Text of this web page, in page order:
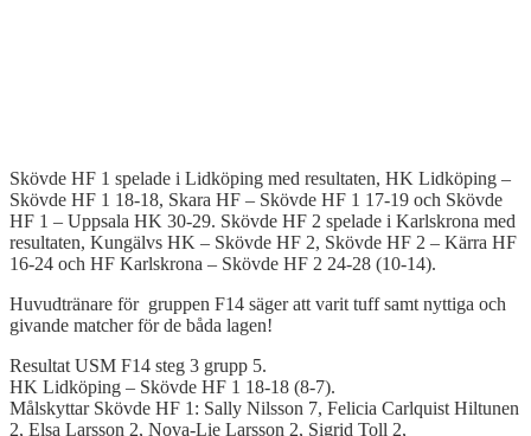
Skövde HF 1 spelade i Lidköping med resultaten, HK Lidköping –
Skövde HF 1 18-18, Skara HF – Skövde HF 1 17-19 och Skövde
HF 1 – Uppsala HK 30-29. Skövde HF 2 spelade i Karlskrona med
resultaten, Kungälvs HK – Skövde HF 2, Skövde HF 2 – Kärra HF
16-24 och HF Karlskrona – Skövde HF 2 24-28 (10-14).
Huvudtränare för gruppen F14 säger att varit tuff samt nyttiga och
givande matcher för de båda lagen!
Resultat USM F14 steg 3 grupp 5.
HK Lidköping – Skövde HF 1 18-18 (8-7).
Målskyttar Skövde HF 1: Sally Nilsson 7, Felicia Carlquist Hiltunen
2, Elsa Larsson 2, Nova-Lie Larsson 2, Sigrid Toll 2,